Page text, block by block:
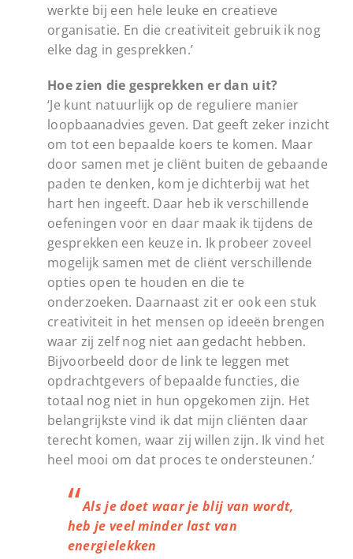
werkte bij een hele leuke en creatieve
organisatie. En die creativiteit gebruik ik nog
elke dag in gesprekken.’
Hoe zien die gesprekken er dan uit?
‘Je kunt natuurlijk op de reguliere manier
loopbaanadvies geven. Dat geeft zeker inzicht
om tot een bepaalde koers te komen. Maar
door samen met je cliënt buiten de gebaande
paden te denken, kom je dichterbij wat het
hart hen ingeeft. Daar heb ik verschillende
oefeningen voor en daar maak ik tijdens de
gesprekken een keuze in. Ik probeer zoveel
mogelijk samen met de cliënt verschillende
opties open te houden en die te
onderzoeken. Daarnaast zit er ook een stuk
creativiteit in het mensen op ideeën brengen
waar zij zelf nog niet aan gedacht hebben.
Bijvoorbeeld door de link te leggen met
opdrachtgevers of bepaalde functies, die
totaal nog niet in hun opgekomen zijn. Het
belangrijkste vind ik dat mijn cliënten daar
terecht komen, waar zij willen zijn. Ik vind het
heel mooi om dat proces te ondersteunen.’
Als je doet waar je blij van wordt,
heb je veel minder last van
energielekken